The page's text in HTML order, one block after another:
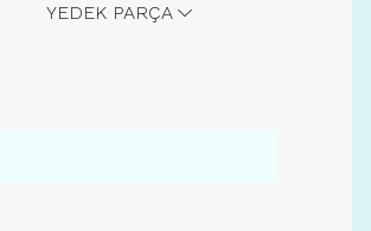
YEDEK PARÇA